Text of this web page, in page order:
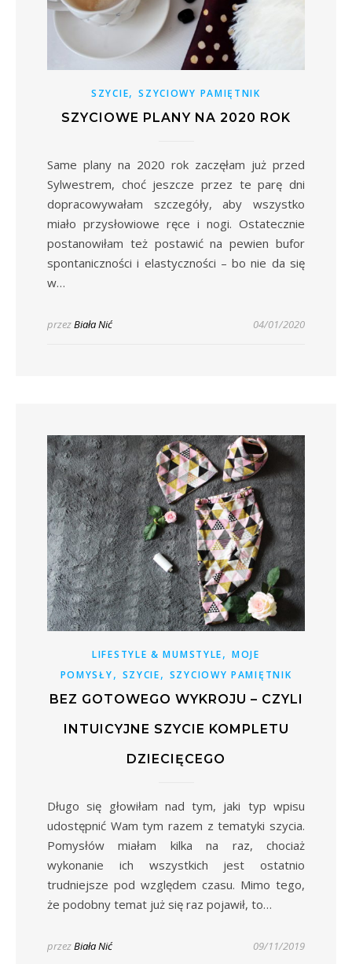
SZYCIE,SZYCIOWY PAMIĘTNIK
SZYCIOWE PLANY NA 2020 ROK
Same plany na 2020 rok zaczęłam już przed
Sylwestrem, choć jeszcze przez te parę dni
dopracowywałam szczegóły, aby wszystko
miało przysłowiowe ręce i nogi. Ostatecznie
postanowiłam też postawić na pewien bufor
spontaniczności i elastyczności – bo nie da się
w…
przezBiała Nić 04/01/2020
LIFESTYLE & MUMSTYLE,MOJE
POMYSŁY, SZYCIE, SZYCIOWY PAMIĘTNIK
BEZ GOTOWEGO WYKROJU – CZYLI
INTUICYJNE SZYCIE KOMPLETU
DZIECIĘCEGO
Długo się głowiłam nad tym, jaki typ wpisu
udostępnić Wam tym razem z tematyki szycia.
Pomysłów miałam kilka na raz, chociaż
wykonanie ich wszystkich jest ostatnio
trudniejsze pod względem czasu. Mimo tego,
że podobny temat już się raz pojawił, to…
przezBiała Nić 09/11/2019